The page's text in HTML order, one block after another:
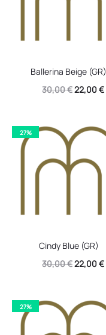
Ballerina Beige (GR)
30,00€Original
was:
30,00 €.
22,00€Η
27%
Cindy Blue (GR)
30,00€Original
was:
30,00 €.
22,00€Η
27%